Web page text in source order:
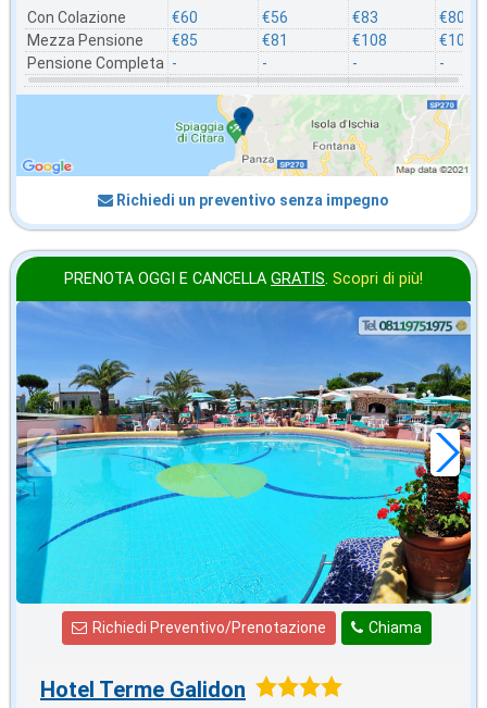
Con Colazione
Mezza Pensione
Pensione Completa
€60
€85
-
€56
€81
-
€83
€108
-
€80
€105
-
Richiedi un preventivo senza impegno
PRENOTA OGGI E CANCELLA GRATIS. Scopri di più!
in offerta da
€49,05
a notte
Chiama
Richiedi Preventivo/Prenotazione
Hotel Terme Galidon